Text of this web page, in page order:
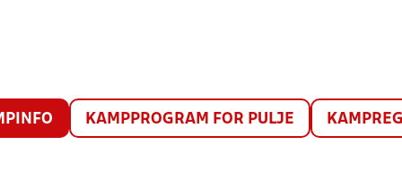
KAMPPROGRAM FOR PULJE